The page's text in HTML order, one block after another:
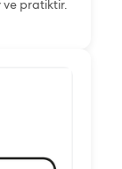
ve pratiktir.